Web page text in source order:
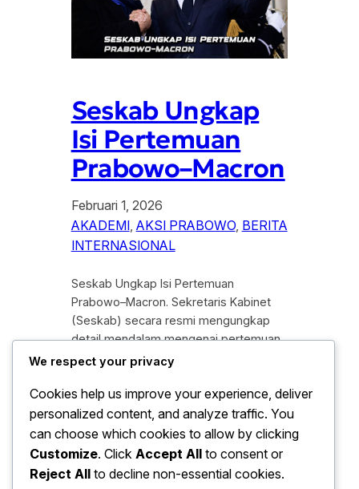
Seskab Ungkap
Isi Pertemuan
Prabowo–Macron
Februari 1, 2026
AKADEMI, AKSI PRABOWO, BERITA
INTERNASIONAL
Seskab Ungkap Isi Pertemuan
Prabowo–Macron. Sekretaris Kabinet
(Seskab) secara resmi mengungkap
detail mendalam mengenai pertemuan
bilateral yang berlangsung antara
Subianto, dan Presiden Prancis,
Emmanuel Macron. Pertemuan tingkat
tinggi yang berlangsung di Istana
Élysée, Paris, pada awal tahun 2026 ini
menjadi momentum krusial bagi kedua
We respect your privacy
Cookies help us improve your experience, deliver
personalized content, and analyze traffic. You
can choose which cookies to allow by clicking
Customize. Click Accept All to consent or
Reject All to decline non-essential cookies.